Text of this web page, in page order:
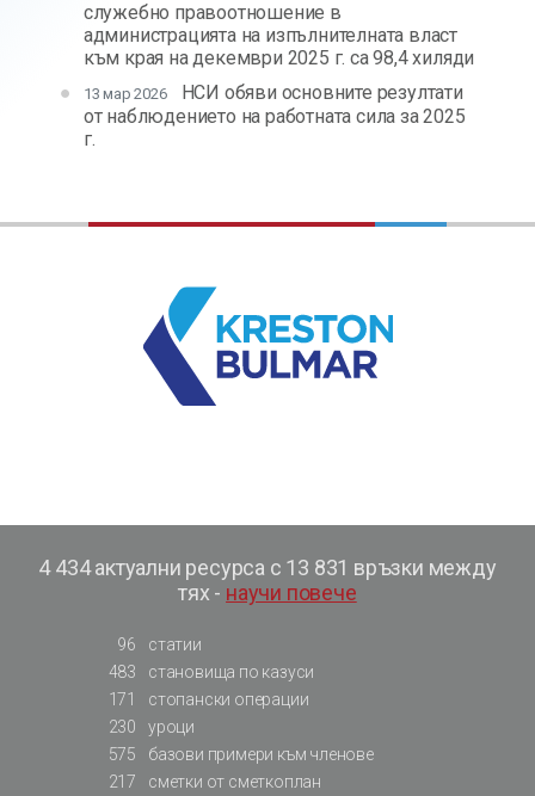
служебно правоотношение в
администрацията на изпълнителната власт
към края на декември 2025 г. са 98,4 хиляди
13 мар 2026
НСИ обяви основните резултати
от наблюдението на работната сила за 2025
г.
4 434 актуални ресурса с 13 831 връзки между
тях - научи повече
96
статии
483
становища по казуси
171
стопански операции
230
уроци
575
базови примери към членове
217
сметки от сметкоплан